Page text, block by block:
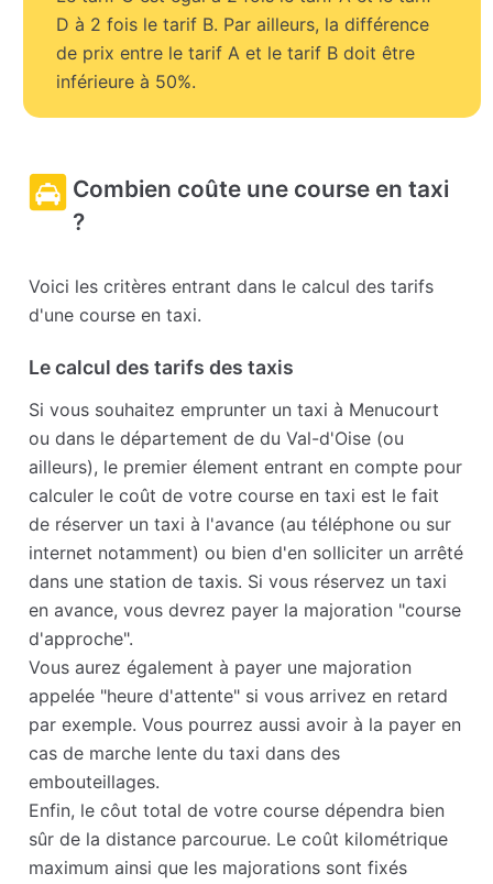
D à 2 fois le tarif B. Par ailleurs, la différence
de prix entre le tarif A et le tarif B doit être
inférieure à 50%.
Combien coûte une course en taxi
?
Voici les critères entrant dans le calcul des tarifs
d'une course en taxi.
Le calcul des tarifs des taxis
Si vous souhaitez emprunter un taxi à Menucourt
ou dans le département de du Val-d'Oise (ou
ailleurs), le premier élement entrant en compte pour
calculer le coût de votre course en taxi est le fait
de réserver un taxi à l'avance (au téléphone ou sur
internet notamment) ou bien d'en solliciter un arrêté
dans une station de taxis. Si vous réservez un taxi
en avance, vous devrez payer la majoration "course
d'approche".
Vous aurez également à payer une majoration
appelée "heure d'attente" si vous arrivez en retard
par exemple. Vous pourrez aussi avoir à la payer en
cas de marche lente du taxi dans des
embouteillages.
Enfin, le côut total de votre course dépendra bien
sûr de la distance parcourue. Le coût kilométrique
maximum ainsi que les majorations sont fixés